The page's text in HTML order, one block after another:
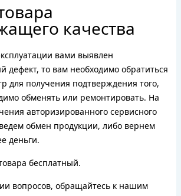
качества
вами выявлен
дефект, то вам необходимо обратиться
для получения подтверждения того,
обменять или ремонтировать. На
авторизированного сервисного
обмен продукции, либо вернем
деньги.
бесплатный.
вопросов, обращайтесь к нашим